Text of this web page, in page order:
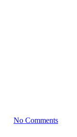
No Comments